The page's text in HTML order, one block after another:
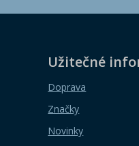
Užitečné
Doprava
Značky
Novinky